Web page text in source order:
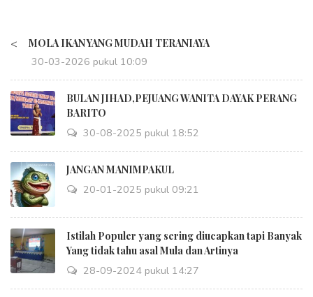
< MOLA IKAN YANG MUDAH TERANIAYA
30-03-2026 pukul 10:09
BULAN JIHAD,PEJUANG WANITA DAYAK PERANG
BARITO
30-08-2025 pukul 18:52
JANGAN MANIMPAKUL
20-01-2025 pukul 09:21
Istilah Populer yang sering diucapkan tapi Banyak
Yang tidak tahu asal Mula dan Artinya
28-09-2024 pukul 14:27